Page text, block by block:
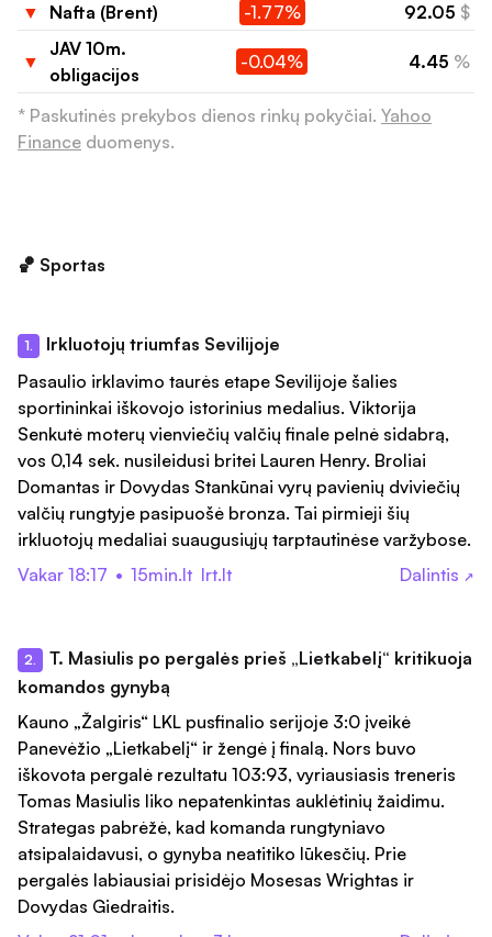
▼
Nafta (Brent) -1.77% 92.05 $
▼
JAV 10m.
obligacijos
-0.04% 4.45 %
* Paskutinės prekybos dienos rinkų pokyčiai. Yahoo
Finance duomenys.
🏀 Sportas
1.
Irkluotojų triumfas Sevilijoje
Pasaulio irklavimo taurės etape Sevilijoje šalies
sportininkai iškovojo istorinius medalius. Viktorija
Senkutė moterų vienviečių valčių finale pelnė sidabrą,
vos 0,14 sek. nusileidusi britei Lauren Henry. Broliai
Domantas ir Dovydas Stankūnai vyrų pavienių dviviečių
valčių rungtyje pasipuošė bronza. Tai pirmieji šių
irkluotojų medaliai suaugusiųjų tarptautinėse varžybose.
Vakar 18:17 • 15min.lt lrt.lt Dalintis ↗
2.
T. Masiulis po pergalės prieš „Lietkabelį“ kritikuoja
komandos gynybą
Kauno „Žalgiris“ LKL pusfinalio serijoje 3:0 įveikė
Panevėžio „Lietkabelį“ ir žengė į finalą. Nors buvo
iškovota pergalė rezultatu 103:93, vyriausiasis treneris
Tomas Masiulis liko nepatenkintas auklėtinių žaidimu.
Strategas pabrėžė, kad komanda rungtyniavo
atsipalaidavusi, o gynyba neatitiko lūkesčių. Prie
pergalės labiausiai prisidėjo Mosesas Wrightas ir
Dovydas Giedraitis.